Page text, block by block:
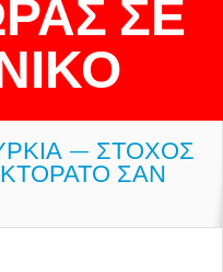
ΣΕ
— ΣΤΟΧΟΣ
ΣΑΝ